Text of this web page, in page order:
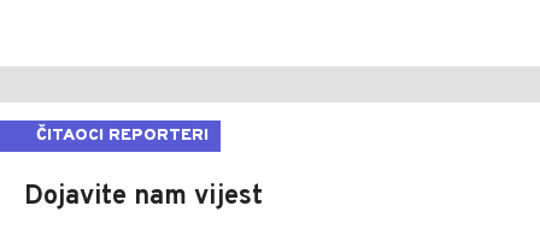
ČITAOCI REPORTERI
Dojavite nam vijest